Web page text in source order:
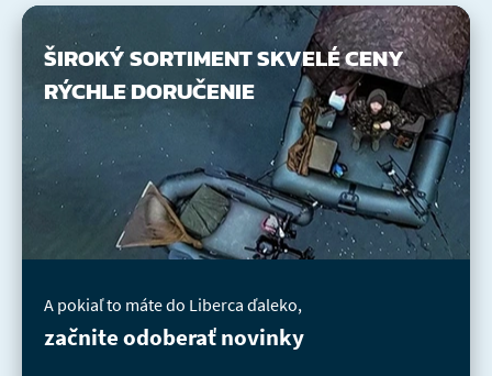
ŠIROKÝ SORTIMENTSKVELÉ CENY
RÝCHLE DORUČENIE
A pokiaľ to máte do Liberca ďaleko,
začnite odoberať novinky